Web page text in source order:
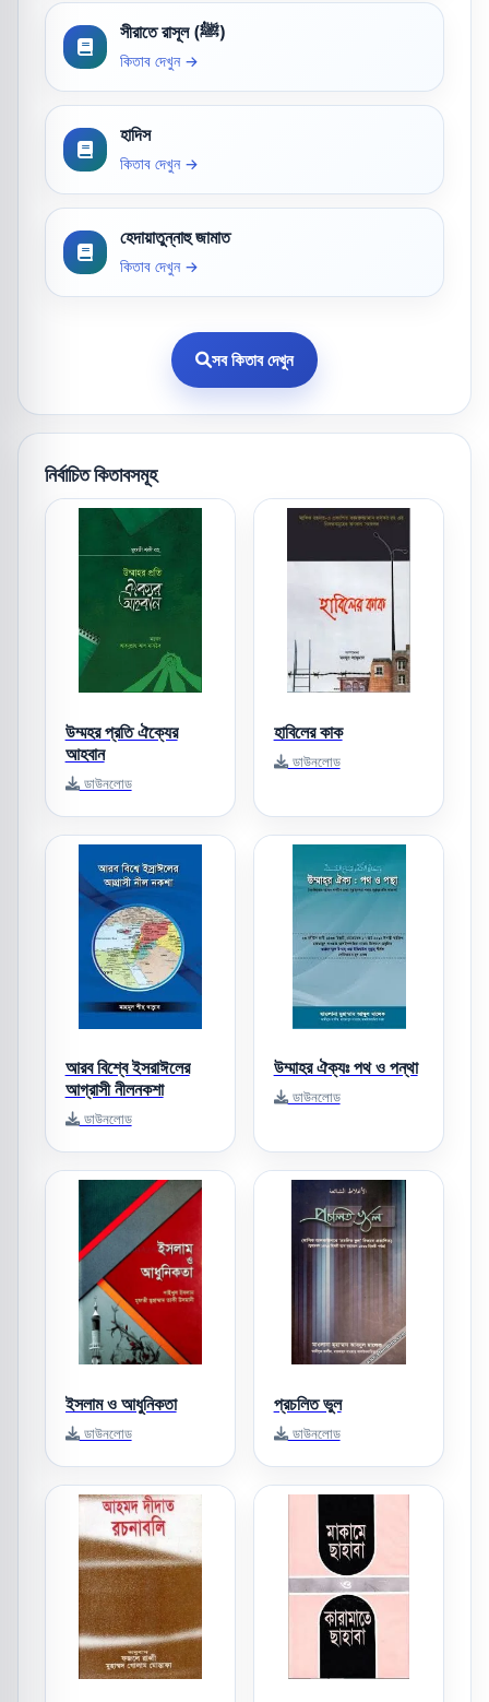
সীরাতে রাসূল (ﷺ)
কিতাব দেখুন →
হাদিস
কিতাব দেখুন →
হেদায়াতুন্নাহু জামাত
কিতাব দেখুন →
সব কিতাব দেখুন
নির্বাচিত কিতাবসমূহ
উম্মহর প্রতি ঐক্যের
আহবান
ডাউনলোড
হাবিলের কাক
ডাউনলোড
আরব বিশ্বে ইসরাঈলের
আগ্রাসী নীলনকশা
ডাউনলোড
উম্মাহর ঐক্যঃ পথ ও পন্থা
ডাউনলোড
ইসলাম ও আধুনিকতা
ডাউনলোড
প্রচলিত ভুল
ডাউনলোড